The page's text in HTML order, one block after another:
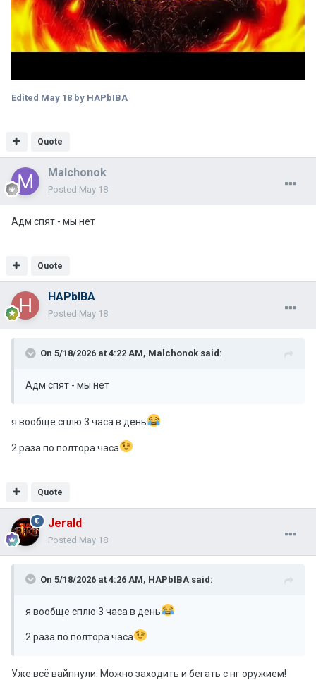
Edited May 18 by HAPbIBA
Quote
Malchonok
Posted May 18
Адм спят - мы нет
Quote
HAPbIBA
Posted May 18
On 5/18/2026 at 4:22 AM, Malchonok said:
Адм спят - мы нет
я вообще сплю 3 часа в день
2 раза по полтора часа
Quote
Jerald
Posted May 18
On 5/18/2026 at 4:26 AM, HAPbIBA said:
я вообще сплю 3 часа в день
2 раза по полтора часа
Уже всё вайпнули. Можно заходить и бегать с нг оружием!